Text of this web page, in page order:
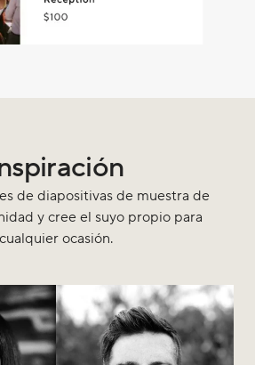
de diapositivas de muestra de
y cree el suyo propio para
cualquier ocasión.